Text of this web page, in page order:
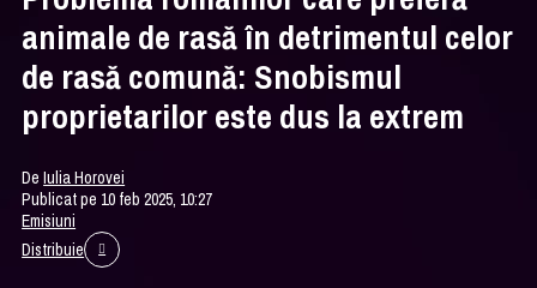
animale de rasă în detrimentul celor
de rasă comună: Snobismul
proprietarilor este dus la extrem
DeIulia Horovei
Publicat pe 10 feb 2025, 10:27
Emisiuni
Distribuie